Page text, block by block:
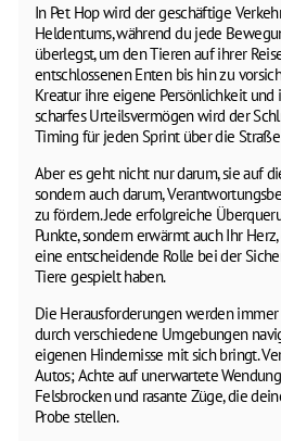
In Pet Hop wird der geschäftige
Heldentums, während du jede
überlegst, um den Tieren auf ihrer
entschlossenen Enten bis hin zu
Kreatur ihre eigene Persönlichkeit und
scharfes Urteilsvermögen wird der
Timing für jeden Sprint über die
Aber es geht nicht nur darum, sie auf
sondern auch darum,
zu fördern. Jede erfolgreiche
Punkte, sondern erwärmt auch Ihr Herz,
eine entscheidende Rolle bei der
Tiere gespielt haben.
Die Herausforderungen werden
durch verschiedene Umgebungen
eigenen Hindernisse mit sich bringt.
Autos; Achte auf unerwartete
Felsbrocken und rasante Züge, die
Probe stellen.